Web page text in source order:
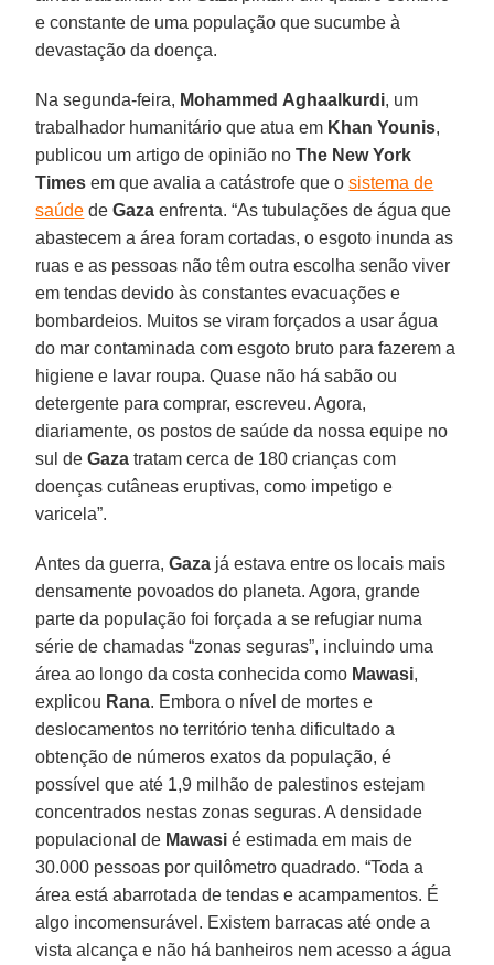
e constante de uma população que sucumbe à
devastação da doença.
Na segunda-feira, Mohammed Aghaalkurdi, um
trabalhador humanitário que atua em Khan Younis,
publicou um artigo de opinião noThe New York
Times em que avalia a catástrofe que osistema de
saúde deGaza enfrenta. “As tubulações de água que
abastecem a área foram cortadas, o esgoto inunda as
ruas e as pessoas não têm outra escolha senão viver
em tendas devido às constantes evacuações e
bombardeios. Muitos se viram forçados a usar água
do mar contaminada com esgoto bruto para fazerem a
higiene e lavar roupa. Quase não há sabão ou
detergente para comprar, escreveu. Agora,
diariamente, os postos de saúde da nossa equipe no
sul deGaza tratam cerca de 180 crianças com
doenças cutâneas eruptivas, como impetigo e
varicela”.
Antes da guerra,Gaza já estava entre os locais mais
densamente povoados do planeta. Agora, grande
parte da população foi forçada a se refugiar numa
série de chamadas “zonas seguras”, incluindo uma
área ao longo da costa conhecida como Mawasi,
explicou Rana. Embora o nível de mortes e
deslocamentos no território tenha dificultado a
obtenção de números exatos da população, é
possível que até 1,9 milhão de palestinos estejam
concentrados nestas zonas seguras. A densidade
populacional de Mawasi é estimada em mais de
30.000 pessoas por quilômetro quadrado. “Toda a
área está abarrotada de tendas e acampamentos. É
algo incomensurável. Existem barracas até onde a
vista alcança e não há banheiros nem acesso a água